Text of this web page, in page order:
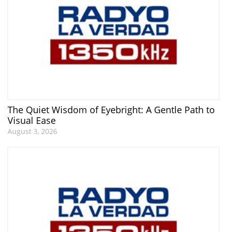
The Quiet Wisdom of Eyebright: A Gentle Path to
Visual Ease
August 3, 2026